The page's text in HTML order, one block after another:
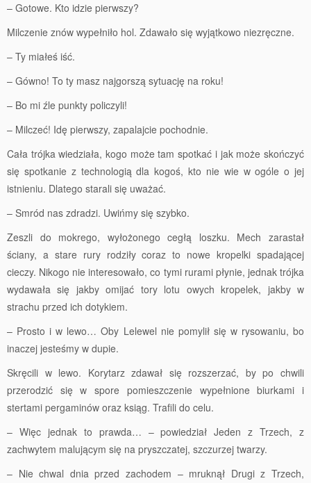
– Gotowe. Kto idzie pierwszy?
Milczenie znów wypełniło hol. Zdawało się wyjątkowo niezręczne.
– Ty miałeś iść.
– Gówno! To ty masz najgorszą sytuację na roku!
– Bo mi źle punkty policzyli!
– Milczeć! Idę pierwszy, zapalajcie pochodnie.
Cała trójka wiedziała, kogo może tam spotkać i jak może skończyć
się spotkanie z technologią dla kogoś, kto nie wie w ogóle o jej
istnieniu. Dlatego starali się uważać.
– Smród nas zdradzi. Uwińmy się szybko.
Zeszli do mokrego, wyłożonego cegłą loszku. Mech zarastał
ściany, a stare rury rodziły coraz to nowe kropelki spadającej
cieczy. Nikogo nie interesowało, co tymi rurami płynie, jednak trójka
wydawała się jakby omijać tory lotu owych kropelek, jakby w
strachu przed ich dotykiem.
– Prosto i w lewo… Oby Lelewel nie pomylił się w rysowaniu, bo
inaczej jesteśmy w dupie.
Skręcili w lewo. Korytarz zdawał się rozszerzać, by po chwili
przerodzić się w spore pomieszczenie wypełnione biurkami i
stertami pergaminów oraz ksiąg. Trafili do celu.
– Więc jednak to prawda… – powiedział Jeden z Trzech, z
zachwytem malującym się na pryszczatej, szczurzej twarzy.
– Nie chwal dnia przed zachodem – mruknął Drugi z Trzech,